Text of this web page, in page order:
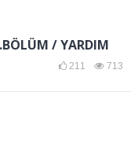
/ YARDIM
211 713